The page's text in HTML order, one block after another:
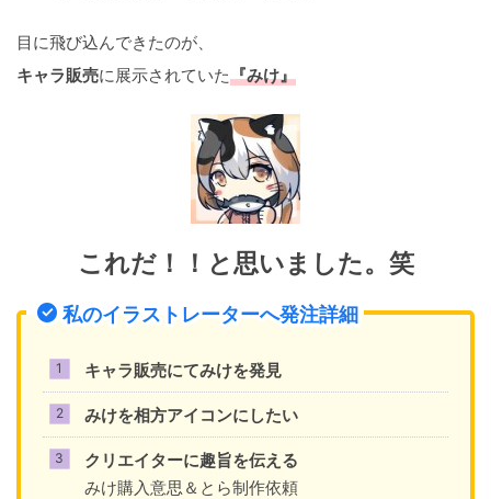
目に飛び込んできたのが、
キャラ販売に展示されていた『みけ』
これだ！！と思いました。笑
私のイラストレーターへ発注詳細
キャラ販売にてみけを発見
みけを相方アイコンにしたい
クリエイターに趣旨を伝える
みけ購入意思＆とら制作依頼